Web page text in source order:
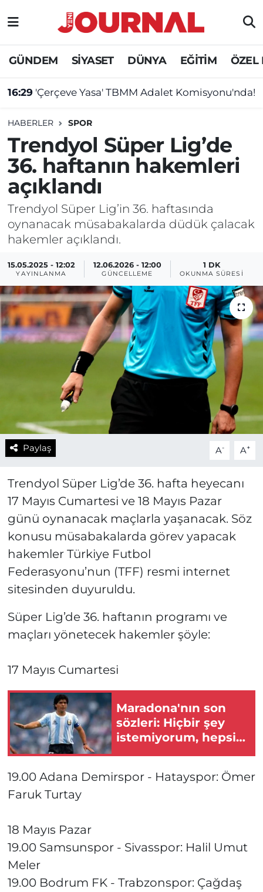
GÜNDEM SİYASET DÜNYA EĞİTİM ÖZEL
16:29 'Çerçeve Yasa' TBMM Adalet Komisyonu'nda!
HABERLER SPOR
Trendyol Süper Lig’de
36. haftanın hakemleri
açıklandı
Trendyol Süper Lig’in 36. haftasında
oynanacak müsabakalarda düdük çalacak
hakemler açıklandı.
15.05.2025 - 12:02
YAYINLANMA
12.06.2026 - 12:00
GÜNCELLEME
1 DK
OKUNMA SÜRESI
Paylaş A- A+
Trendyol Süper Lig’de 36. hafta heyecanı
17 Mayıs Cumartesi ve 18 Mayıs Pazar
günü oynanacak maçlarla yaşanacak. Söz
konusu müsabakalarda görev yapacak
hakemler Türkiye Futbol
Federasyonu’nun (TFF) resmi internet
sitesinden duyuruldu.
Süper Lig’de 36. haftanın programı ve
maçları yönetecek hakemler şöyle:
17 Mayıs Cumartesi
Maradona'nın son
sözleri: Hiçbir şey
istemiyorum, hepsi
19.00 Adana Demirspor - Hatayspor: Ömer
Faruk Turtay
18 Mayıs Pazar
19.00 Samsunspor - Sivasspor: Halil Umut
Meler
19.00 Bodrum FK - Trabzonspor: Çağdaş
GÜNDEM
SİYASET
DÜNYA
EĞİTİM
ÖZEL HABER
Nöbetçi Eczaneler
Hava Durumu
Süper Lig Puan Durumu ve Fikstür
Tüm Manşetler
Son Dakika Haberleri
Haber Arşivi